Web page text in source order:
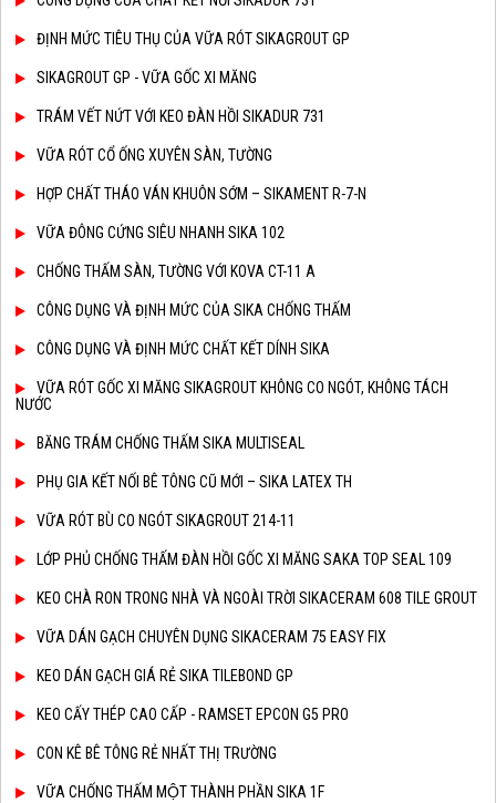
ĐỊNH MỨC TIÊU THỤ CỦA VỮA RÓT SIKAGROUT GP
SIKAGROUT GP - VỮA GỐC XI MĂNG
TRÁM VẾT NỨT VỚI KEO ĐÀN HỒI SIKADUR 731
VỮA RÓT CỔ ỐNG XUYÊN SÀN, TƯỜNG
HỢP CHẤT THÁO VÁN KHUÔN SỚM – SIKAMENT R-7-N
VỮA ĐÔNG CỨNG SIÊU NHANH SIKA 102
CHỐNG THẤM SÀN, TƯỜNG VỚI KOVA CT-11 A
CÔNG DỤNG VÀ ĐỊNH MỨC CỦA SIKA CHỐNG THẤM
CÔNG DỤNG VÀ ĐỊNH MỨC CHẤT KẾT DÍNH SIKA
VỮA RÓT GỐC XI MĂNG SIKAGROUT KHÔNG CO NGÓT, KHÔNG TÁCH
NƯỚC
BĂNG TRÁM CHỐNG THẤM SIKA MULTISEAL
PHỤ GIA KẾT NỐI BÊ TÔNG CŨ MỚI – SIKA LATEX TH
VỮA RÓT BÙ CO NGÓT SIKAGROUT 214-11
LỚP PHỦ CHỐNG THẤM ĐÀN HỒI GỐC XI MĂNG SAKA TOP SEAL 109
KEO CHÀ RON TRONG NHÀ VÀ NGOÀI TRỜI SIKACERAM 608 TILE GROUT
VỮA DÁN GẠCH CHUYÊN DỤNG SIKACERAM 75 EASY FIX
KEO DÁN GẠCH GIÁ RẺ SIKA TILEBOND GP
KEO CẤY THÉP CAO CẤP - RAMSET EPCON G5 PRO
CON KÊ BÊ TÔNG RẺ NHẤT THỊ TRƯỜNG
VỮA CHỐNG THẤM MỘT THÀNH PHẦN SIKA 1F